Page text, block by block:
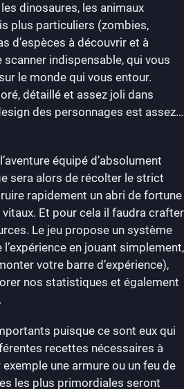
dinosaures, les animaux
plus particuliers (zombies,
d’espèces à découvrir et à
scanner indispensable, qui vous
le monde qui vous entour.
détaillé et assez joli dans
des personnages est assez…
équipé d’absolument
sera alors de récolter le strict
rapidement un abri de fortune
Et pour cela il faudra crafter
Le jeu propose un système
en jouant simplement,
votre barre d’expérience),
nos statistiques et également
puisque ce sont eux qui
recettes nécessaires à
une armure ou un feu de
les plus primordiales seront